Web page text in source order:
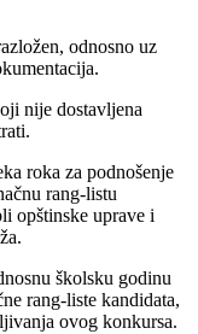
odnosno uz
nije dostavljena
roka za podnošenje
rang-listu
opštinske uprave i
školsku godinu
rang-liste kandidata,
ovog konkursa.